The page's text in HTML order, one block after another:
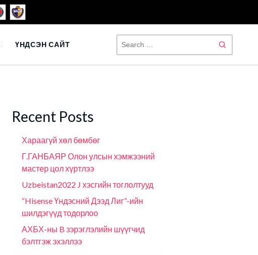
ҮНДСЭН САЙТ
Recent Posts
Хараагүй хөл бөмбөг
Г.ГАНБАЯР Олон улсын хэмжээний
мастер цол хүртлээ
Uzbeistan2022 J хэсгийн тоглолтууд
“Hisense Үндэсний Дээд Лиг”-ийн
шилдэгүүд тодорлоо
АХБХ-ны B зэрэглэлийн шүүгчид
бэлтгэж эхэллээ